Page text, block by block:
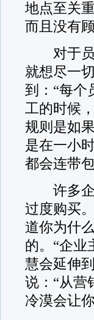
地点至关
而且没有
对于员
就想尽一
到：“每个
工的时候
规则是如
是在一小
都会连带
许多企
过度购买
道你为什
的。“企业
慧会延伸
说：“从营
冷漠会让